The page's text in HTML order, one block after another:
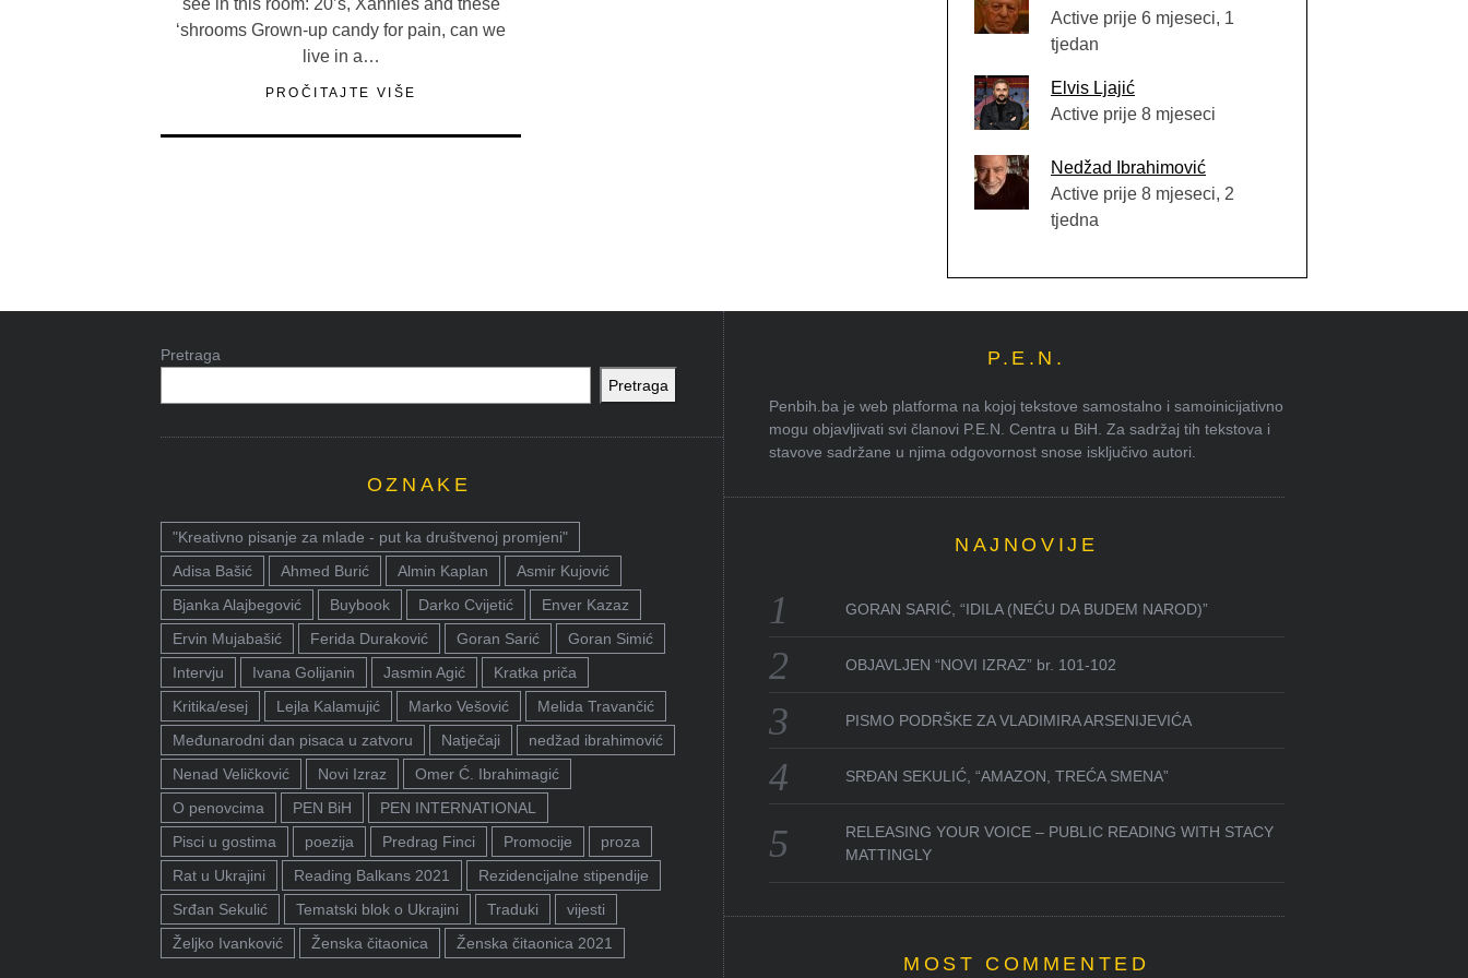
see in this room: 20’s, Xannies and these
‘shrooms Grown-up candy for pain, can we
live in a…
PROČITAJTE VIŠE
Active prije 6 mjeseci, 1
tjedan
Elvis Ljajić
Active prije 8 mjeseci
Nedžad Ibrahimović
Active prije 8 mjeseci, 2
tjedna
Pretraga
Pretraga
OZNAKE
"Kreativno pisanje za mlade - put ka društvenoj promjeni"
Adisa Bašić
Ahmed Burić Almin Kaplan
Asmir Kujović
Bjanka Alajbegović
Buybook Darko Cvijetić
Enver Kazaz
Ervin Mujabašić
Ferida Duraković Goran Sarić
Goran Simić
Intervju
Ivana Golijanin Jasmin Agić
Kratka priča
Kritika/esej
Lejla Kalamujić Marko Vešović
Melida Travančić
Međunarodni dan pisaca u zatvoru
Natječaji
nedžad ibrahimović
Nenad Veličković
Novi Izraz
Omer Ć. Ibrahimagić
O penovcima
PEN BiH
PEN INTERNATIONAL
Pisci u gostima
poezija Predrag Finci Promocije
proza
Rat u Ukrajini
Reading Balkans 2021
Rezidencijalne stipendije
Srđan Sekulić
Tematski blok o Ukrajini Traduki
vijesti
Željko Ivanković
Ženska čitaonica Ženska čitaonica 2021
P.E.N.
Penbih.ba je web platforma na kojoj tekstove samostalno i samoinicijativno
mogu objavljivati svi članovi P.E.N. Centra u BiH. Za sadržaj tih tekstova i
stavove sadržane u njima odgovornost snose isključivo autori.
NAJNOVIJE
GORAN SARIĆ, “IDILA (NEĆU DA BUDEM NAROD)”
OBJAVLJEN “NOVI IZRAZ” br. 101-102
PISMO PODRŠKE ZA VLADIMIRA ARSENIJEVIĆA
SRĐAN SEKULIĆ, “AMAZON, TREĆA SMENA”
RELEASING YOUR VOICE – PUBLIC READING WITH STACY
MATTINGLY
MOST COMMENTED